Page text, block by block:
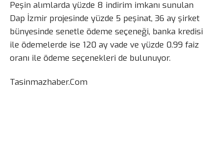
Peşin alımlarda yüzde 8 indirim imkanı sunulan
Dap İzmir projesinde yüzde 5 peşinat, 36 ay şirket
bünyesinde senetle ödeme seçeneği, banka kredisi
ile ödemelerde ise 120 ay vade ve yüzde 0.99 faiz
oranı ile ödeme seçenekleri de bulunuyor.
Tasinmazhaber.Com